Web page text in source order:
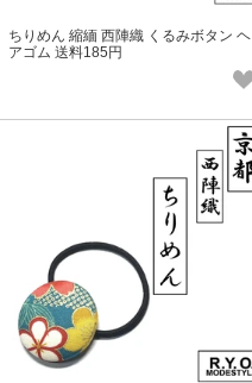
ちりめん 縮緬 西陣織 くるみボタン ヘ
アゴム 送料185円